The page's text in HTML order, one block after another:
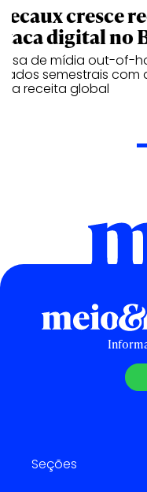
cresce
digital no
de mídia out-of-
semestrais com
na receita global
Seções